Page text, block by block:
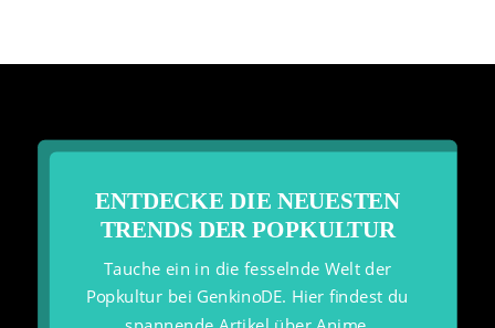
ENTDECKE DIE NEUESTEN
TRENDS DER POPKULTUR
Tauche ein in die fesselnde Welt der
Popkultur bei GenkinoDE. Hier findest du